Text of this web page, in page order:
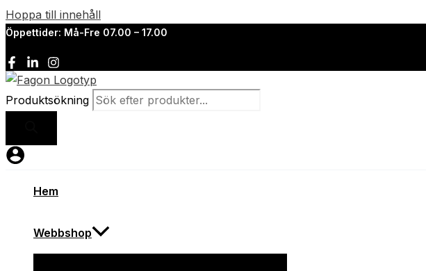
Hoppa till innehåll
Öppettider: Må-Fre 07.00 – 17.00
Produktsökning
Hem
Webbshop